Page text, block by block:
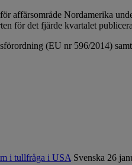
Nordamerika
för det fjärde kvartalet
(EU nr 596/2014)
i tullfråga i USA Svenska 26